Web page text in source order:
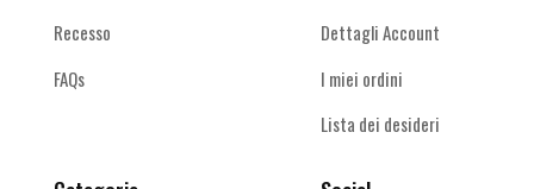
Recesso
FAQs
Dettagli Account
I miei ordini
Lista dei desideri